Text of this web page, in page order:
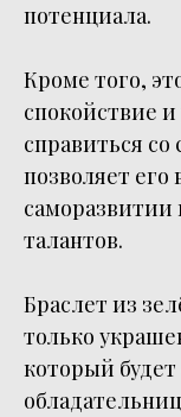
потенциала.
Кроме того,
спокойствие
справиться
позволяет его
саморазвитии
талантов.
Браслет из
только
который